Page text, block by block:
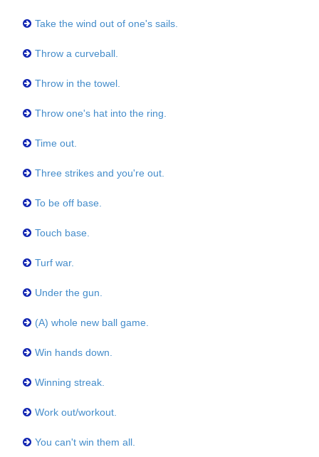
Take the wind out of one's sails.
Throw a curveball.
Throw in the towel.
Throw one's hat into the ring.
Time out.
Three strikes and you're out.
To be off base.
Touch base.
Turf war.
Under the gun.
(A) whole new ball game.
Win hands down.
Winning streak.
Work out/workout.
You can't win them all.